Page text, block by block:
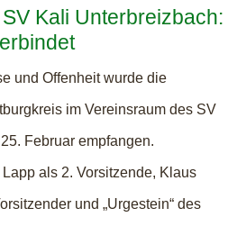
Kali Unterbreizbach:
und Offenheit wurde die
im Vereinsraum des SV
Februar empfangen.
als 2. Vorsitzende, Klaus
und „Urgestein“ des